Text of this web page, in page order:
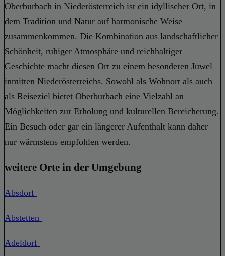
Oberburbach in Niederösterreich ist ein idyllischer Ort, in
dem Tradition und Natur auf harmonische Weise
zusammenkommen. Die Kombination aus landschaftlicher
Schönheit, ruhiger Atmosphäre und reichhaltiger
Geschichte macht diesen Ort zu einem besonderen Juwel
inmitten Niederösterreichs. Sowohl als Wohnort als auch
als Reiseziel bietet Oberburbach eine Vielzahl an
Möglichkeiten zur Erholung und kulturellen Bereicherung.
Ein Besuch oder gar ein längerer Aufenthalt kann daher
nur wärmstens empfohlen werden.
weitere Orte in der Umgebung
Absdorf
Abstetten
Adeldorf